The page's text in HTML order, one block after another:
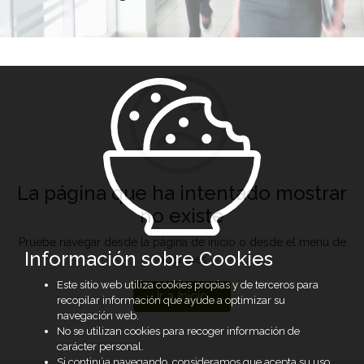
La página que ha intentado mostrar
no existe
Pruebe navegar desde la página de inicio o desde el menú de
opciones
Ir a Inicio
Información sobre Cookies
Este sitio web utiliza cookies propias y de terceros para
recopilar información que ayude a optimizar su
navegación web.
No se utilizan cookies para recoger información de
carácter personal.